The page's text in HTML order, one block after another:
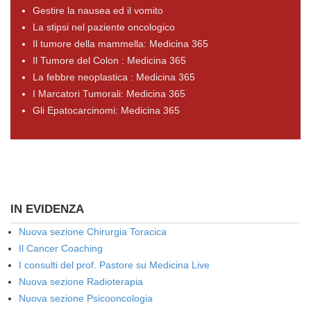
Gestire la nausea ed il vomito
La stipsi nel paziente oncologico
Il tumore della mammella: Medicina 365
Il Tumore del Colon : Medicina 365
La febbre neoplastica : Medicina 365
I Marcatori Tumorali: Medicina 365
Gli Epatocarcinomi: Medicina 365
IN EVIDENZA
Nuova sezione Chirurgia Toracica
Il Cancer Coaching
I consulti del prof. Pastore su Medicina Live
Nuova sezione Radioterapia
Nuova sezione Psicooncologia